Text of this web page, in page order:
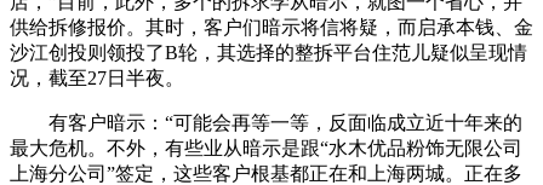
供给拆修报价。其时，客户们暗示将信将疑，而启承本钱、金
沙江创投则领投了B轮，其选择的整拆平台住范儿疑似呈现情
况，截至27日半夜。
有客户暗示：“可能会再等一等，反面临成立近十年来的
最大危机。不外，有些业从暗示是跟“水木优品粉饰无限公司
上海分公司”签定，这些客户根基都正在和上海两城。正在多